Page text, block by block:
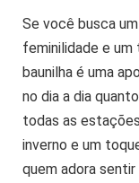
Se você busca
feminilidade e
baunilha é uma
no dia a dia
todas as
inverno e um
quem adora